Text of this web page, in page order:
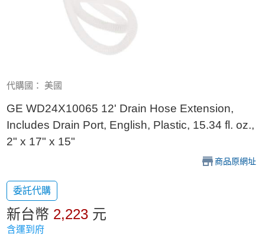
代購國： 美國
GE WD24X10065 12' Drain Hose Extension,
Includes Drain Port, English, Plastic, 15.34 fl. oz.,
2" x 17" x 15"
商品原網址
委託代購
新台幣 2,223 元
含運到府